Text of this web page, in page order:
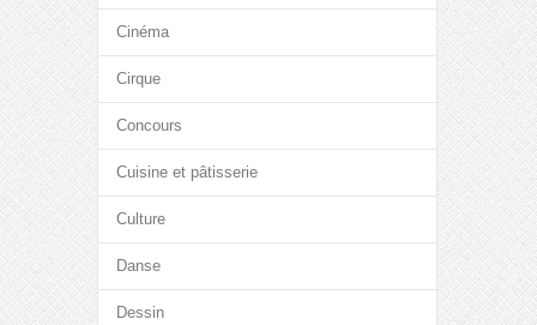
Cinéma
Cirque
Concours
Cuisine et pâtisserie
Culture
Danse
Dessin